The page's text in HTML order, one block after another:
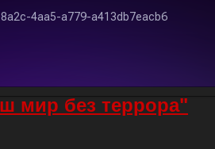
мир без террора"